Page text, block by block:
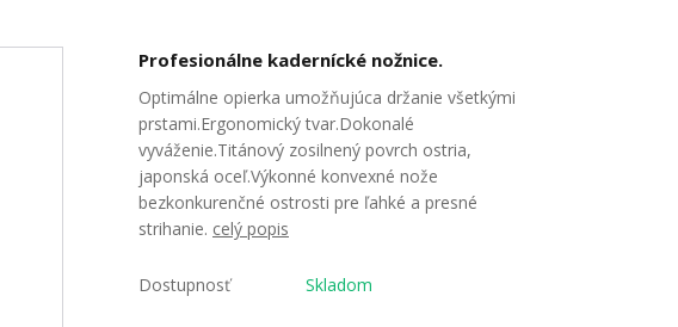
Profesionálne kadernícké nožnice.
Optimálne opierka umožňujúca držanie všetkými
prstami.Ergonomický tvar.Dokonalé
vyváženie.Titánový zosilnený povrch ostria,
japonská oceľ.Výkonné konvexné nože
bezkonkurenčné ostrosti pre ľahké a presné
strihanie. celý popis
Dostupnosť Skladom